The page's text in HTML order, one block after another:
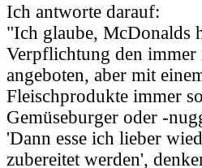
Ich antworte darauf:
"Ich glaube, McDonalds
Verpflichtung den immer
angeboten, aber mit
Fleischprodukte immer
Gemüseburger oder -
'Dann esse ich lieber
zubereitet werden',